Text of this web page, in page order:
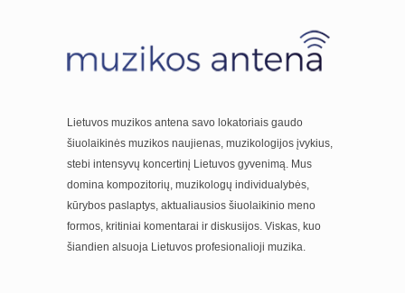
Lietuvos muzikos antena savo lokatoriais gaudo
šiuolaikinės muzikos naujienas, muzikologijos įvykius,
stebi intensyvų koncertinį Lietuvos gyvenimą. Mus
domina kompozitorių, muzikologų individualybės,
kūrybos paslaptys, aktualiausios šiuolaikinio meno
formos, kritiniai komentarai ir diskusijos. Viskas, kuo
šiandien alsuoja Lietuvos profesionalioji muzika.